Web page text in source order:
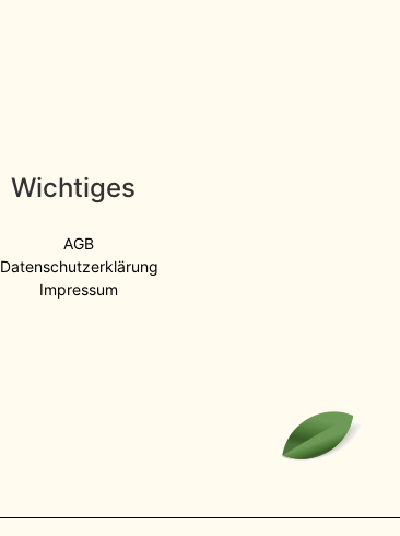
Wichtiges
AGB
Datenschutzerklärung
Impressum